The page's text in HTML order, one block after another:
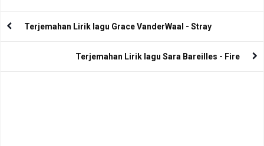
Terjemahan Lirik lagu Grace VanderWaal - Stray
Terjemahan Lirik lagu Sara Bareilles - Fire